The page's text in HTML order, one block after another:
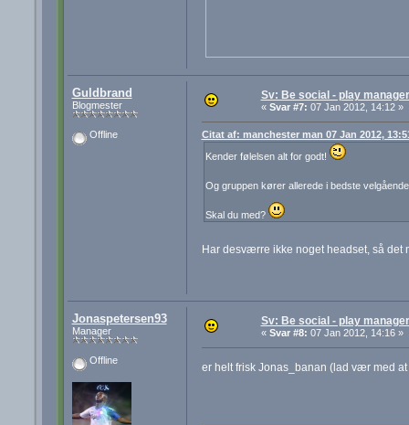
Guldbrand
Blogmester
Offline
Sv: Be social - play
« Svar #7: 07 Jan 2012, 14:12 »
Citat af: manchester man 07 Jan 2012,
Kender følelsen alt for godt!
Og gruppen kører allerede i bedste
Skal du med?
Har desværre ikke noget headset, så
Jonaspetersen93
Manager
Offline
Sv: Be social - play
« Svar #8: 07 Jan 2012, 14:16 »
er helt frisk Jonas_banan (lad vær med